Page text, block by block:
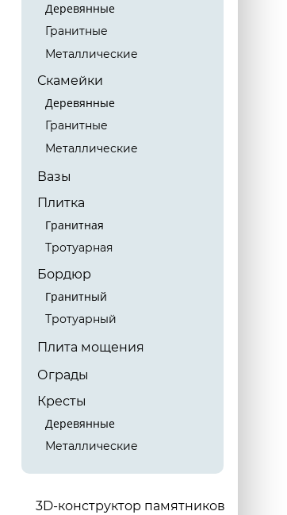
Деревянные
Гранитные
Металлические
Скамейки
Деревянные
Гранитные
Металлические
Вазы
Плитка
Гранитная
Тротуарная
Бордюр
Гранитный
Тротуарный
Плита мощения
Ограды
Кресты
Деревянные
Металлические
3D-конструктор памятников